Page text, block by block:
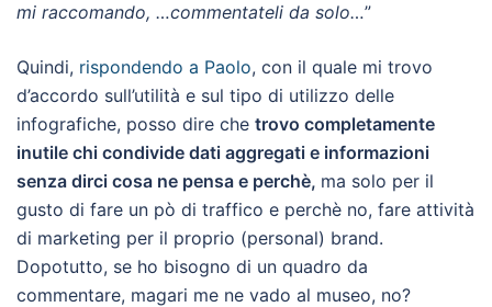
mi raccomando, …commentateli da solo…”
Quindi, rispondendo a Paolo, con il quale mi trovo
d’accordo sull’utilità e sul tipo di utilizzo delle
infografiche, posso dire che trovo completamente
inutile chi condivide dati aggregati e informazioni
senza dirci cosa ne pensa e perchè, ma solo per il
gusto di fare un pò di traffico e perchè no, fare attività
di marketing per il proprio (personal) brand.
Dopotutto, se ho bisogno di un quadro da
commentare, magari me ne vado al museo, no?